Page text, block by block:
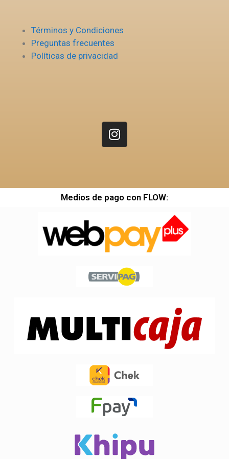
Términos y Condiciones
Preguntas frecuentes
Políticas de privacidad
Medios de pago con FLOW: